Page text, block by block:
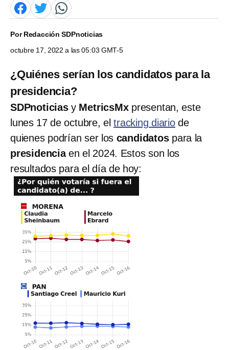
PorRedacción SDPnoticias
octubre 17, 2022 a las 05:03 GMT-5
¿Quiénes serían los candidatos para la
presidencia?
SDPnoticiasy MetricsMxpresentan, este
lunes 17 de octubre, eltracking diariode
quienes podrían ser los candidatospara la
presidenciaen el 2024. Estos son los
resultados para el día de hoy: